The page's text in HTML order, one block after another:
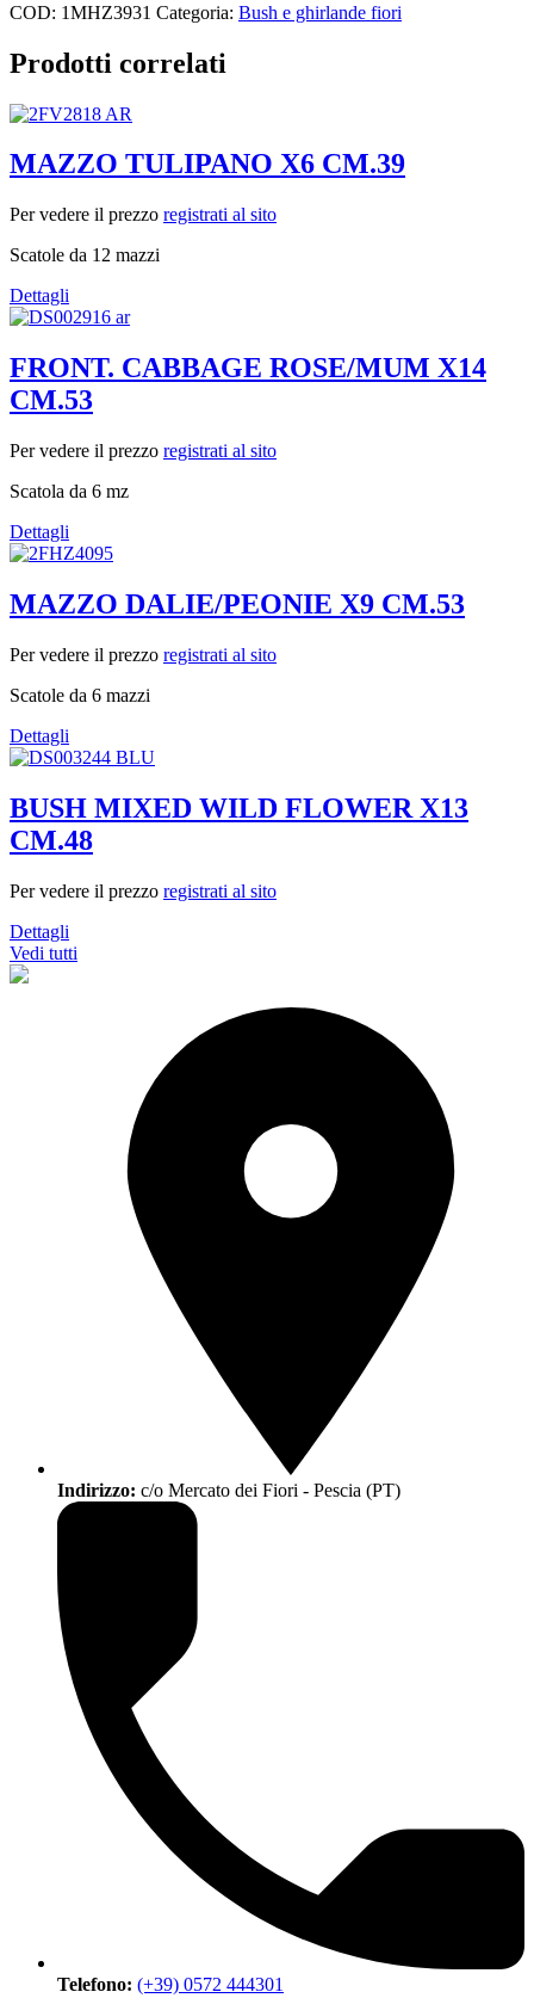
COD: 1MHZ3931 Categoria: Bush e ghirlande fiori
Prodotti correlati
MAZZO TULIPANO X6 CM.39
Per vedere il prezzo registrati al sito
Scatole da 12 mazzi
Dettagli
FRONT. CABBAGE ROSE/MUM X14
CM.53
Per vedere il prezzo registrati al sito
Scatola da 6 mz
Dettagli
MAZZO DALIE/PEONIE X9 CM.53
Per vedere il prezzo registrati al sito
Scatole da 6 mazzi
Dettagli
BUSH MIXED WILD FLOWER X13
CM.48
Per vedere il prezzo registrati al sito
Dettagli
Vedi tutti
Indirizzo: c/o Mercato dei Fiori - Pescia (PT)
Telefono: (+39) 0572 444301